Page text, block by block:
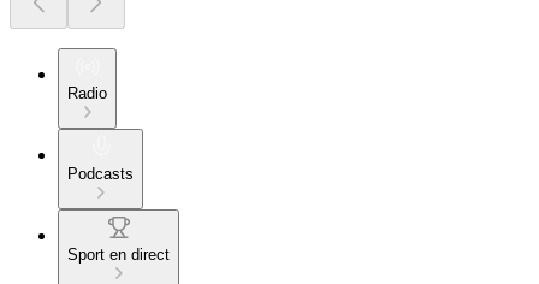
Radio
Podcasts
Sport en direct